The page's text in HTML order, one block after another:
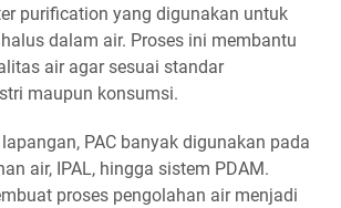
purification yang digunakan untuk
dalam air. Proses ini membantu
air agar sesuai standar
maupun konsumsi.
PAC banyak digunakan pada
air, IPAL, hingga sistem PDAM.
proses pengolahan air menjadi